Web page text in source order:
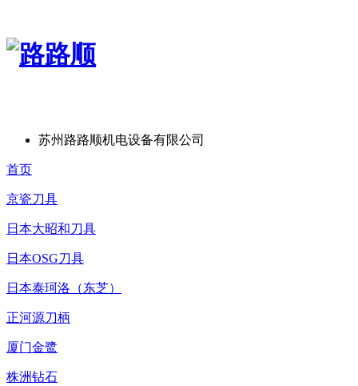
苏州路路顺机电设备有限公司
首页
京瓷刀具
日本大昭和刀具
日本OSG刀具
日本泰珂洛（东芝）
正河源刀柄
厦门金鹭
株洲钻石